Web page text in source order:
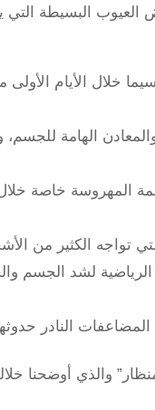
العيوب البسيطة التي
خلال الأيام الأولى
الهامة للجسم،
المهروسة خاصة
تواجه الكثير من
لشد الجسم
النادر
والذي أوضحنا